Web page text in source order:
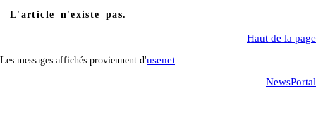
L'article n'existe pas.
Haut de la page
Les messages affichés proviennent d'usenet
NewsPortal